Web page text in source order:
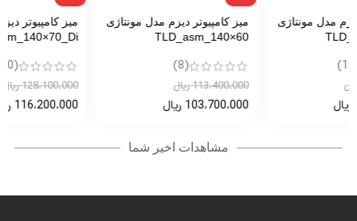
میز کامپیوتر دیزم مدل مونتاژی
TLD_asm_140×60
103،700،000
میز کامپیوتر دیزم مدل مونتاژی
TLD_asm_140×70_Di
116،200،000
مشاهدات اخیر شما